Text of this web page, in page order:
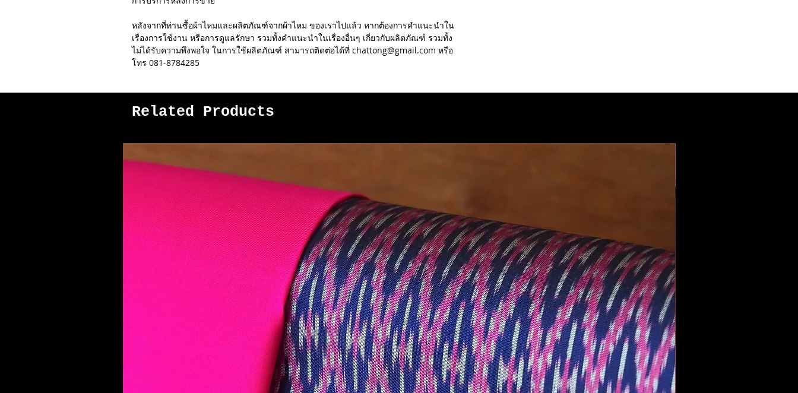
หลังจากที่ท่านซื้อผ้าไหมและผลิตภัณฑ์จากผ้าไหม ของเราไปแล้ว หากต้องการคำแนะนำใน
เรื่องการใช้งาน หรือการดูแลรักษา รวมทั้งคำแนะนำในเรื่องอื่นๆ เกี่ยวกับผลิตภัณฑ์ รวมทั้ง
ไม่ได้รับความพึงพอใจ ในการใช้ผลิตภัณฑ์ สามารถติดต่อได้ที่ chattong@gmail.com หรือ
โทร 081-8784285
Related Products